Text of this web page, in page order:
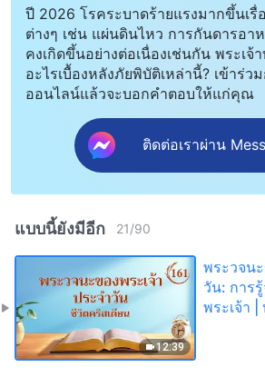
ปี 2026 โรคระบาดร้ายแรงมากขึ้นเ
ต่างๆ เช่น แผ่นดินไหว การกันดารอา
คงเกิดขึ้นอย่างต่อเนื่องเช่นกัน พระเจ้
อะไรเบื้องหลังภัยพิบัติเหล่านี้? เข้าร่ว
ออนไลน์แล้วจะบอกคำตอบให้แก่คุณ
ติดต่อเราผ่าน
แบบนี้ยังมีอีก 21/90
12:39
พระวจน
วัน: การ
พระเจ้า